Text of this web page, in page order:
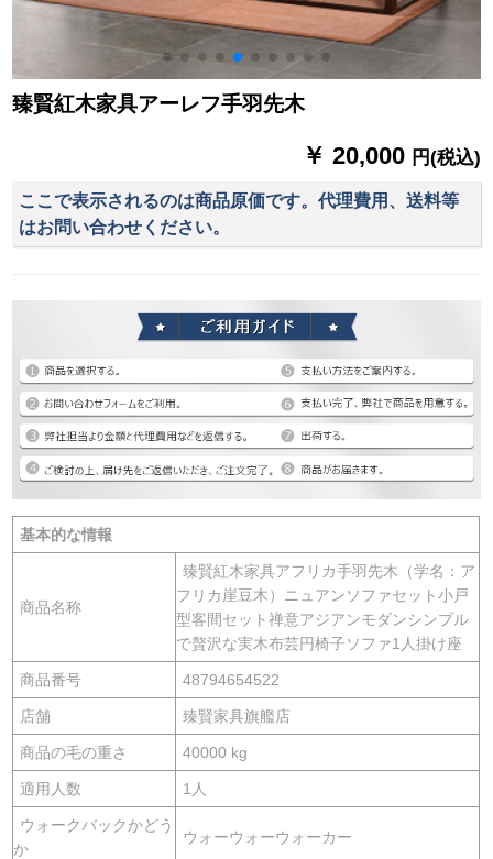
臻賢紅木家具アーレフ手羽先木
￥ 20,000 円(税込)
ここで表示されるのは商品原価です。代理費用、送料等
はお問い合わせください。
基本的な情報
商品名称
臻賢紅木家具アフリカ手羽先木（学名：ア
フリカ崖豆木）ニュアンソファセット小戸
型客間セット禅意アジアンモダンシンプル
で贅沢な実木布芸円椅子ソファ1人掛け座
商品番号 48794654522
店舗 臻賢家具旗艦店
商品の毛の重さ 40000 kg
適用人数 1人
ウォークバックかどう
か
ウォーウォーウォーカー